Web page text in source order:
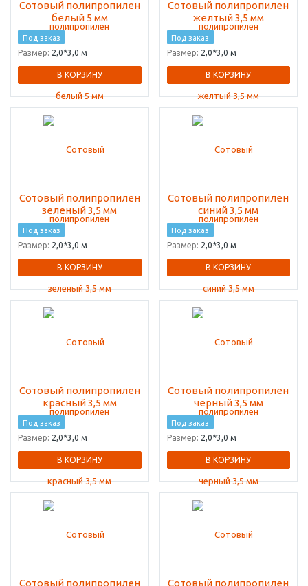
Сотовый полипропилен
белый 5 мм
Под заказ
Размер: 2,0*3,0 м
В КОРЗИНУ
Сотовый полипропилен
желтый 3,5 мм
Под заказ
Размер: 2,0*3,0 м
В КОРЗИНУ
Сотовый полипропилен
зеленый 3,5 мм
Под заказ
Размер: 2,0*3,0 м
В КОРЗИНУ
Сотовый полипропилен
синий 3,5 мм
Под заказ
Размер: 2,0*3,0 м
В КОРЗИНУ
Сотовый полипропилен
красный 3,5 мм
Под заказ
Размер: 2,0*3,0 м
В КОРЗИНУ
Сотовый полипропилен
черный 3,5 мм
Под заказ
Размер: 2,0*3,0 м
В КОРЗИНУ
Сотовый полипропилен Сотовый полипропилен